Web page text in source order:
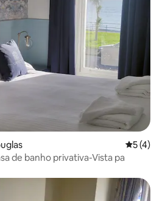
5 (4)
de banho privativa-Vista pa